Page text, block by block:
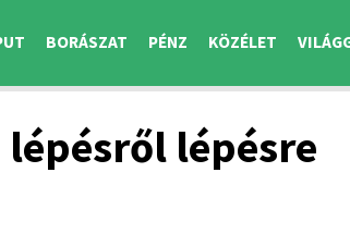
BORÁSZAT PÉNZ KÖZÉLET
lépésről lépésre